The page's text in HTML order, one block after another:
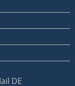
DE